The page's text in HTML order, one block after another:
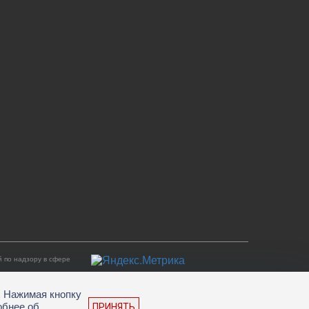
надзору в сфере
Нажимая кнопку
об